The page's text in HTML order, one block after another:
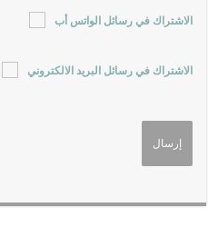
الاشتراك في رسائل الواتس أب
الاشتراك في رسائل البريد الالكتروني